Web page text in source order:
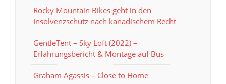
Rocky Mountain Bikes geht in den
Insolvenzschutz nach kanadischem Recht
GentleTent – Sky Loft (2022) –
Erfahrungsbericht & Montage auf Bus
Graham Agassis – Close to Home